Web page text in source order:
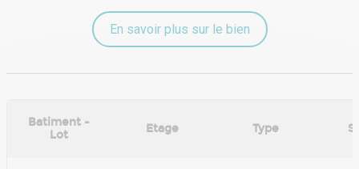
En savoir plus sur le bien
Batiment -
Lot
Etage Type